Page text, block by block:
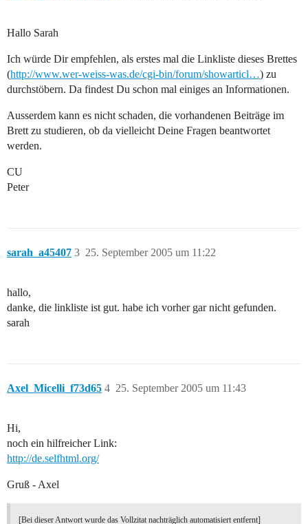
Hallo Sarah
Ich würde Dir empfehlen, als erstes mal die Linkliste dieses Brettes
(http://www.wer-weiss-was.de/cgi-bin/forum/showarticl…) zu
durchstöbern. Da findest Du schon mal einiges an Informationen.
Ausserdem kann es nicht schaden, die vorhandenen Beiträge im
Brett zu studieren, ob da vielleicht Deine Fragen beantwortet
werden.
CU
Peter
sarah_a45407 25. September 2005 um 11:22
3
hallo,
danke, die linkliste ist gut. habe ich vorher gar nicht gefunden.
sarah
Axel_Micelli_f73d65 25. September 2005 um 11:43
4
Hi,
noch ein hilfreicher Link:
http://de.selfhtml.org/
Gruß - Axel
[Bei dieser Antwort wurde das Vollzitat nachträglich automatisiert entfernt]